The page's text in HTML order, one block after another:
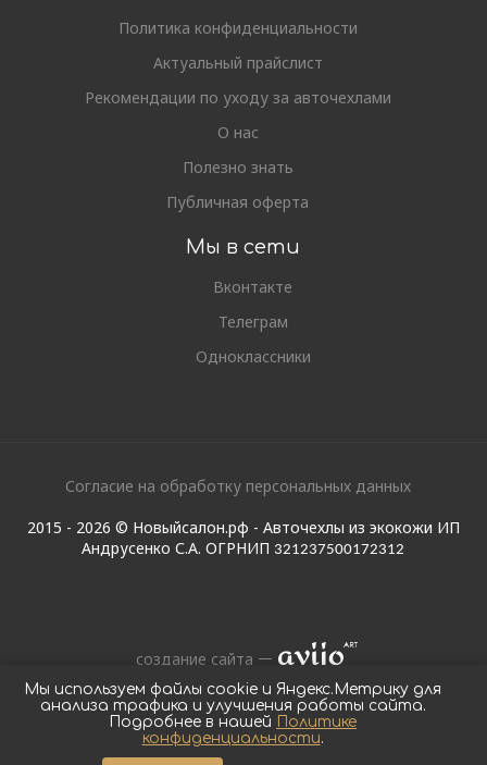
Политика конфиденциальности
Актуальный прайслист
Рекомендации по уходу за авточехлами
О нас
Полезно знать
Публичная оферта
Мы в сети
Вконтакте
Телеграм
Одноклассники
Согласие на обработку персональных данных
2015 - 2026 © Новыйсалон.рф - Авточехлы из экокожи ИП
Андрусенко С.А. ОГРНИП 321237500172312
создание сайта
Мы используем файлы cookie и Яндекс.Метрику для
анализа трафика и улучшения работы сайта.
Подробнее в нашей
Политике
конфиденциальности.